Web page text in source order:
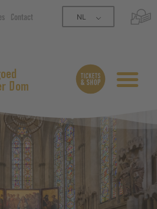
Contact NL
Dom